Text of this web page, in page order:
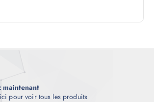
maintenant
pour voir tous les produits